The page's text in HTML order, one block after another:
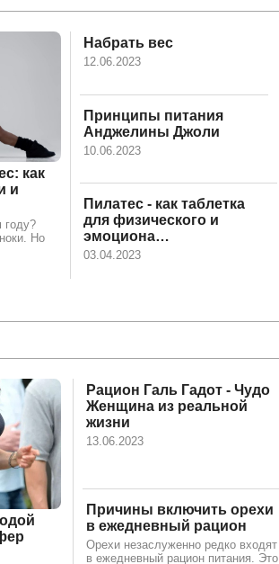
как
и
году?
Но
Набрать вес
12.06.2023
Принципы питания
Анджелины Джоли
10.06.2023
Пилатес - как таблетка
для физического и
эмоциона…
03.04.2023
Рацион Галь Гадот - Чудо
Женщина из реальной
жизни
13.06.2023
Причины включить орехи
в ежедневный рацион
Орехи незаслуженно редко входят
в ежедневный рацион питания. Это